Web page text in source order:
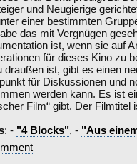
und Neugierige
einer bestimmten
das mit Vergnügen
ist, wenn sie auf
für dieses Kino zu
draußen ist, gibt es einen
für Diskussionen und
werden kann. Es ist
Film“ gibt. Der
: - "4 Blocks", - "Aus